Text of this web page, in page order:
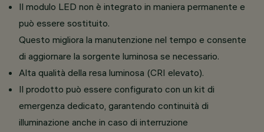
Il modulo LED non è integrato in maniera permanente e
può essere sostituito.
Questo migliora la manutenzione nel tempo e consente
di aggiornare la sorgente luminosa se necessario.
Alta qualità della resa luminosa (CRI elevato).
Il prodotto può essere configurato con un kit di
emergenza dedicato, garantendo continuità di
illuminazione anche in caso di interruzione